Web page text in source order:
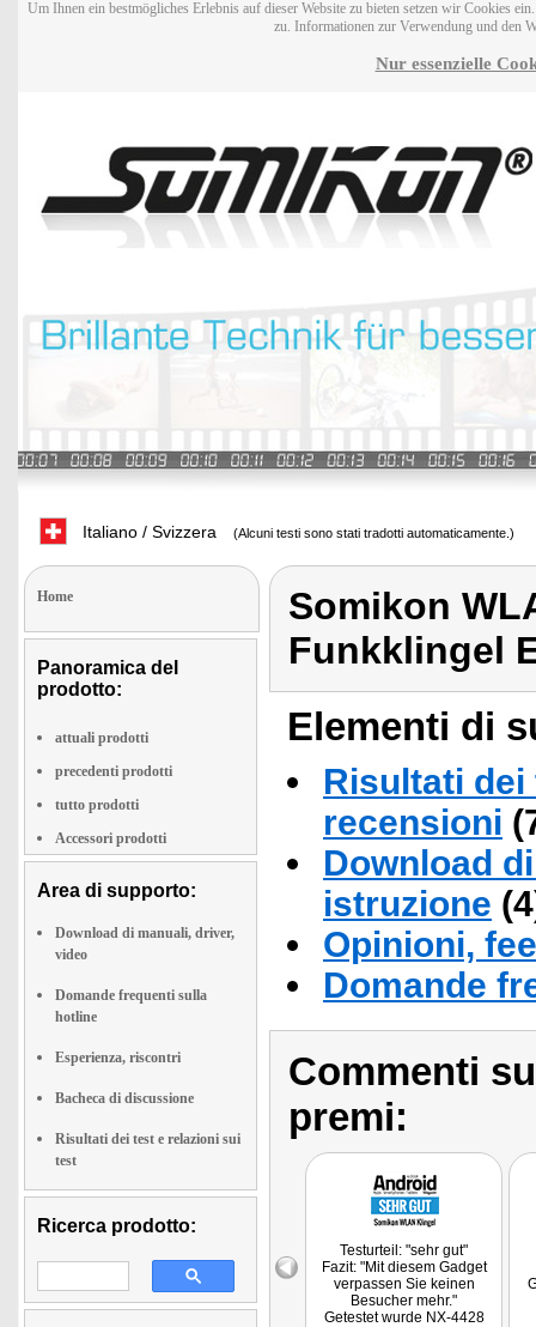
Um Ihnen ein bestmögliches Erlebnis auf dieser Website zu bieten setzen wir Cookies
zu. Informationen zur Verwendung und den
Nur essenzielle
Italiano / Svizzera (Alcuni testi sono stati tradotti automaticamente.)
Home
Panoramica del
prodotto:
attuali prodotti
precedenti prodotti
tutto prodotti
Accessori prodotti
Area di supporto:
Download di manuali, driver,
video
Domande frequenti sulla
hotline
Esperienza, riscontri
Bacheca di discussione
Risultati dei test e relazioni sui
test
Ricerca prodotto:
Somikon
Funkklingel
Elementi di
Risultati
recensioni
Download
istruzione
Opinioni,
Domande
Commenti
premi:
Testurteil: "sehr gut"
Fazit: "Mit diesem Gadget
verpassen Sie keinen
Besucher mehr."
Getestet wurde NX-4428